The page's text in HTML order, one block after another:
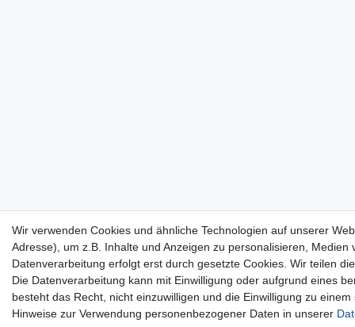
Wir verwenden Cookies und ähnliche Technologien auf unserer
Adresse), um z.B. Inhalte und Anzeigen zu personalisieren,
Datenverarbeitung erfolgt erst durch gesetzte Cookies. Wir teilen
Die Datenverarbeitung kann mit Einwilligung oder aufgrund eines
besteht das Recht, nicht einzuwilligen und die Einwilligung zu
Hinweise zur Verwendung personenbezogener Daten in unserer